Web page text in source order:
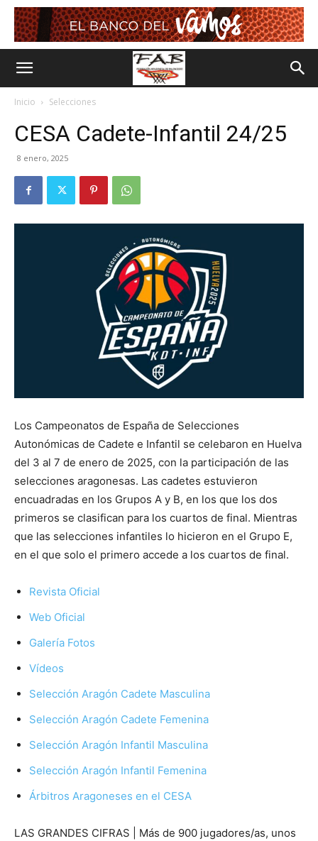
Inicio Selecciones
CESA Cadete-Infantil 24/25
8 enero, 2025
Los Campeonatos de España de Selecciones
Autonómicas de Cadete e Infantil se celebaron en Huelva
del 3 al 7 de enero de 2025, con la participación de las
selecciones aragonesas. Las cadetes estuvieron
encuadradas en los Grupos A y B, en los que los dos
primeros se clasifican para los cuartos de final. Mientras
que las selecciones infantiles lo hicieron en el Grupo E,
en el que solo el primero accede a los cuartos de final.
Revista Oficial
Web Oficial
Galería Fotos
Vídeos
Selección Aragón Cadete Masculina
Selección Aragón Cadete Femenina
Selección Aragón Infantil Masculina
Selección Aragón Infantil Femenina
Árbitros Aragoneses en el CESA
LAS GRANDES CIFRAS | Más de 900 jugadores/as, unos